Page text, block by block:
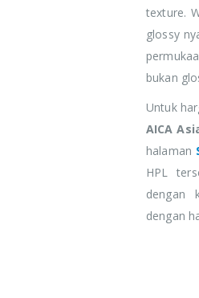
texture.
glossy
bukan
Untuk
AICA
halaman
HPL
dengan
dengan